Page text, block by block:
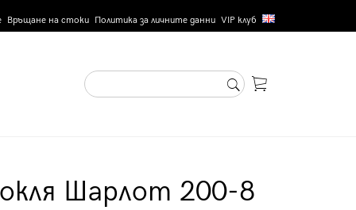
Връщане на стоки Политика за личните данни VIP клуб
Шарлот 200-8